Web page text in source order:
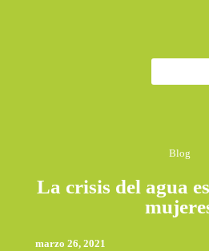
Blog
La crisis del agua
marzo 26, 2021